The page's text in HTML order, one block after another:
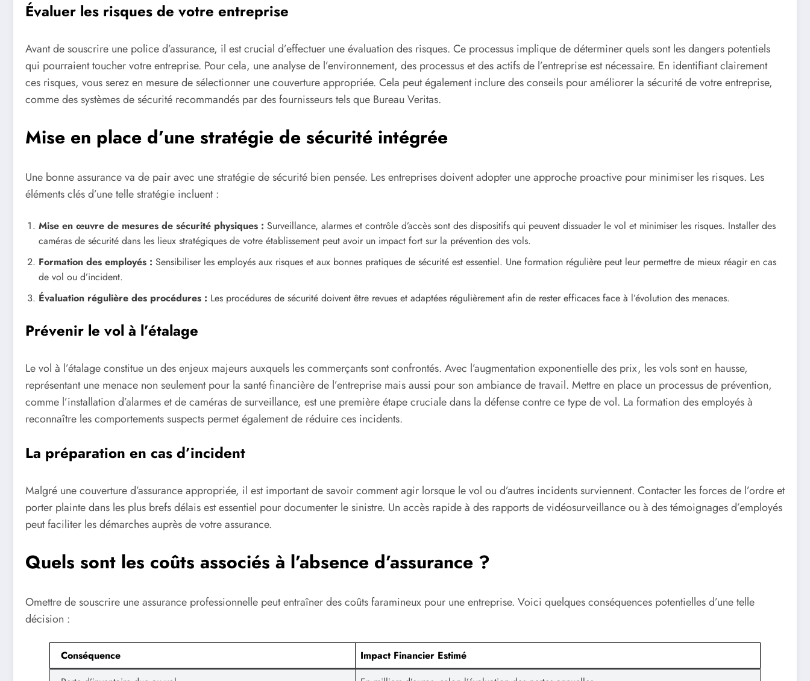
Évaluer les risques de votre entreprise
Avant de souscrire une police d’assurance, il est crucial d’effectuer une évaluation des risques. Ce processus implique de déterminer quels sont les dangers potentiels
qui pourraient toucher votre entreprise. Pour cela, une analyse de l’environnement, des processus et des actifs de l’entreprise est nécessaire. En identifiant clairement
ces risques, vous serez en mesure de sélectionner une couverture appropriée. Cela peut également inclure des conseils pour améliorer la sécurité de votre entreprise,
comme des systèmes de sécurité recommandés par des fournisseurs tels que Bureau Veritas.
Mise en place d’une stratégie de sécurité intégrée
Une bonne assurance va de pair avec une stratégie de sécurité bien pensée. Les entreprises doivent adopter une approche proactive pour minimiser les risques. Les
éléments clés d’une telle stratégie incluent :
Mise en œuvre de mesures de sécurité physiques : Surveillance, alarmes et contrôle d’accès sont des dispositifs qui peuvent dissuader le vol et minimiser les risques. Installer des
caméras de sécurité dans les lieux stratégiques de votre établissement peut avoir un impact fort sur la prévention des vols.
Formation des employés : Sensibiliser les employés aux risques et aux bonnes pratiques de sécurité est essentiel. Une formation régulière peut leur permettre de mieux réagir en cas
de vol ou d’incident.
Évaluation régulière des procédures : Les procédures de sécurité doivent être revues et adaptées régulièrement afin de rester efficaces face à l’évolution des menaces.
Prévenir le vol à l’étalage
Le vol à l’étalage constitue un des enjeux majeurs auxquels les commerçants sont confrontés. Avec l’augmentation exponentielle des prix, les vols sont en hausse,
représentant une menace non seulement pour la santé financière de l’entreprise mais aussi pour son ambiance de travail. Mettre en place un processus de prévention,
comme l’installation d’alarmes et de caméras de surveillance, est une première étape cruciale dans la défense contre ce type de vol. La formation des employés à
reconnaître les comportements suspects permet également de réduire ces incidents.
La préparation en cas d’incident
Malgré une couverture d’assurance appropriée, il est important de savoir comment agir lorsque le vol ou d’autres incidents surviennent. Contacter les forces de l’ordre et
porter plainte dans les plus brefs délais est essentiel pour documenter le sinistre. Un accès rapide à des rapports de vidéosurveillance ou à des témoignages d’employés
peut faciliter les démarches auprès de votre assurance.
Quels sont les coûts associés à l’absence d’assurance ?
Omettre de souscrire une assurance professionnelle peut entraîner des coûts faramineux pour une entreprise. Voici quelques conséquences potentielles d’une telle
décision :
Conséquence
Impact Financier Estimé